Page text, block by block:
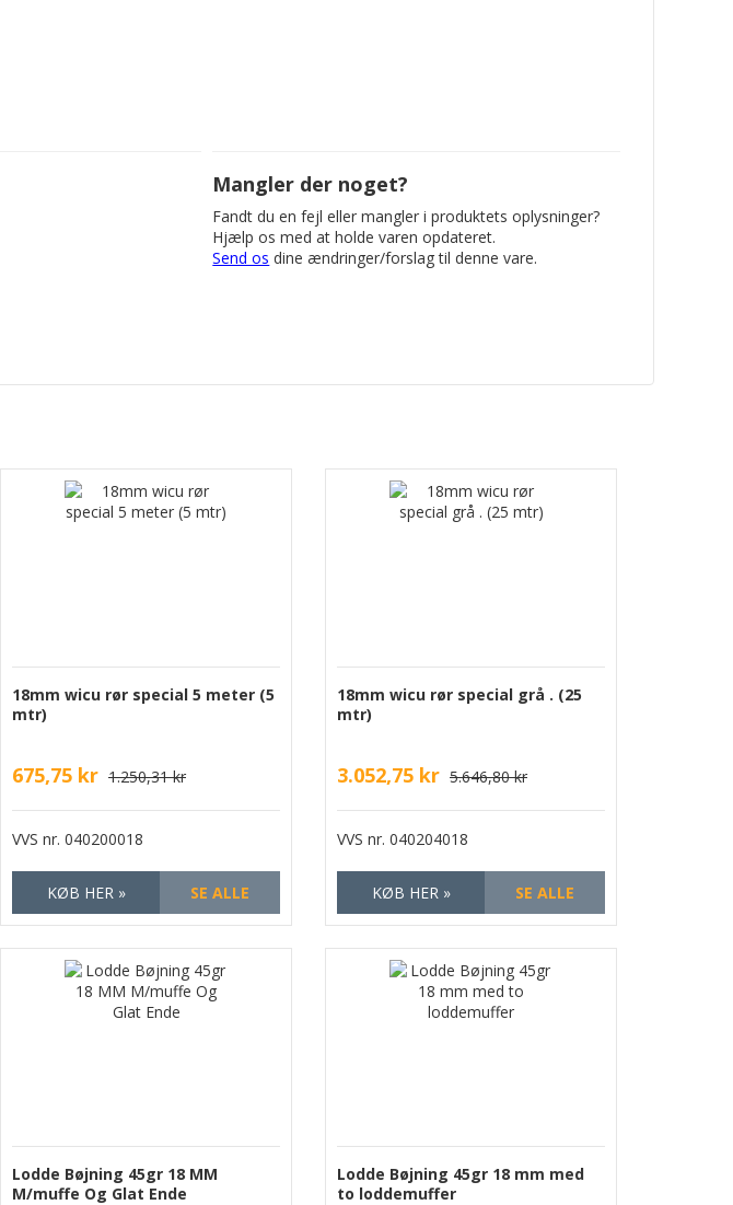
Mangler der noget?
Fandt du en fejl eller mangler i produktets oplysninger?
Hjælp os med at holde varen opdateret.
Send os dine ændringer/forslag til denne vare.
18mm wicu rør special 5 meter (5
mtr)
675,75 kr 1.250,31 kr
VVS nr. 040200018
KØB HER » SE ALLE
18mm wicu rør special grå . (25
mtr)
3.052,75 kr 5.646,80 kr
VVS nr. 040204018
KØB HER » SE ALLE
Lodde Bøjning 45gr 18 MM
M/muffe Og Glat Ende
Lodde Bøjning 45gr 18 mm med
to loddemuffer